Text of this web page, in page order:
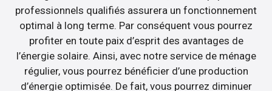
professionnels qualifiés assurera un fonctionnement
optimal à long terme. Par conséquent vous pourrez
profiter en toute paix d’esprit des avantages de
l’énergie solaire. Ainsi, avec notre service de ménage
régulier, vous pourrez bénéficier d’une production
d’énergie optimisée. De fait, vous pourrez diminuer